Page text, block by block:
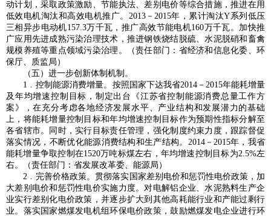
动计划，采取政策激励、节能执法、差别电价等综合措施，推进在用
低效电机淘汰和高效电机推广。2013－2015年，累计淘汰Y系列低压
三相异步电动机157.3万千瓦，推广高效节能电机160万千瓦。加快推
广应用先进成熟污染治理技术，推进钢铁烧结脱硫、水泥脱硝和畜禽
规模养殖等重点领域污染治理。（责任部门：省经济和信息化委、环
保厅、质监局）
（五）进一步创新体制机制。
1﹒控制能源消费增量。按照国家下达我省2014－2015年能耗增量
及年均增速控制目标，制定出台《江苏省控制能源消费总量工作方
案》，在充分考虑各地经济发展水平、产业结构和发展潜力的基础
上，将能耗增量控制目标和年均增速控制目标作为预期性指标分解至
各省辖市。同时，实行目标责任管理，强化制度约束力度，跟踪督促
落实情况，不断优化能源消费结构和生产结构。2014－2015年，我省
能耗增量争取控制在1520万吨标煤左右，年均增速控制目标为2.5%左
右。（责任部门：省发展改革委、能源局）
2﹒完善价格政策。贯彻落实国家差别电价和惩罚性电价政策，加
大差别电价和惩罚性电价实施力度。对电解铝企业、水泥熟料生产企
业实行差别化电价政策，并逐步扩大到其他高耗能行业和产能过剩行
业。落实国家燃煤发电机组环保电价政策，鼓励燃煤发电企业进行环